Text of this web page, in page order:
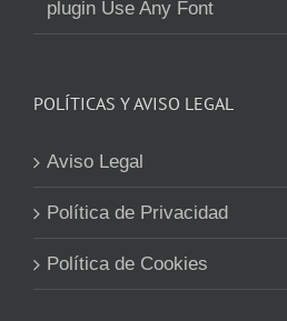
plugin Use Any Font
POLÍTICAS Y AVISO LEGAL
Aviso Legal
Política de Privacidad
Política de Cookies